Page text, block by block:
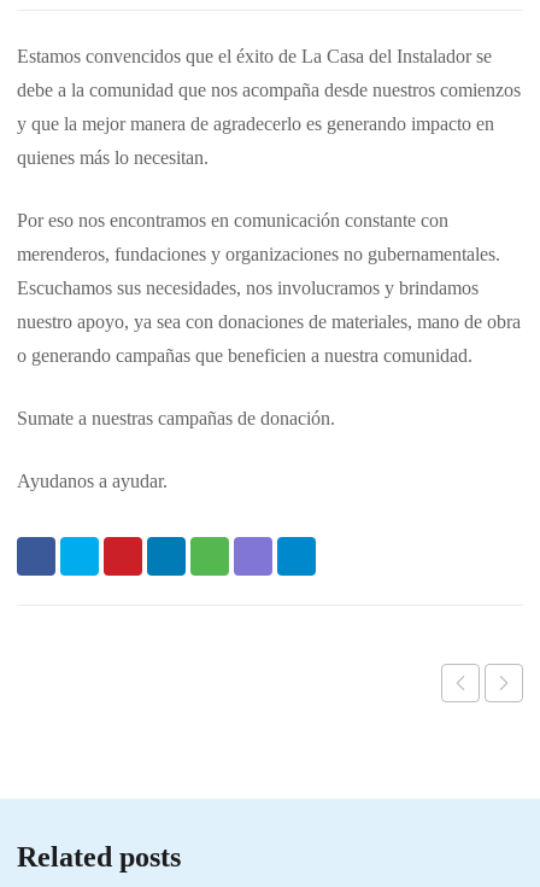
Estamos convencidos que el éxito de La Casa del Instalador se
debe a la comunidad que nos acompaña desde nuestros comienzos
y que la mejor manera de agradecerlo es generando impacto en
quienes más lo necesitan.
Por eso nos encontramos en comunicación constante con
merenderos, fundaciones y organizaciones no gubernamentales.
Escuchamos sus necesidades, nos involucramos y brindamos
nuestro apoyo, ya sea con donaciones de materiales, mano de obra
o generando campañas que beneficien a nuestra comunidad.
Sumate a nuestras campañas de donación.
Ayudanos a ayudar.
Related posts